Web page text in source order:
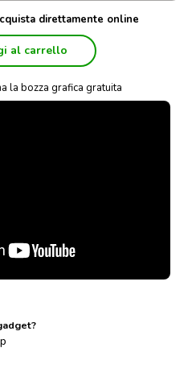
direttamente online
al carrello
la bozza grafica gratuita